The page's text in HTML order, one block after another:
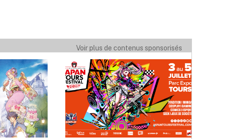
Voir plus de contenus sponsorisés